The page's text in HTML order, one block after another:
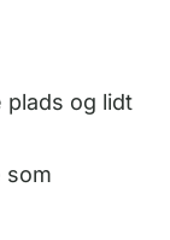
plads og lidt
som